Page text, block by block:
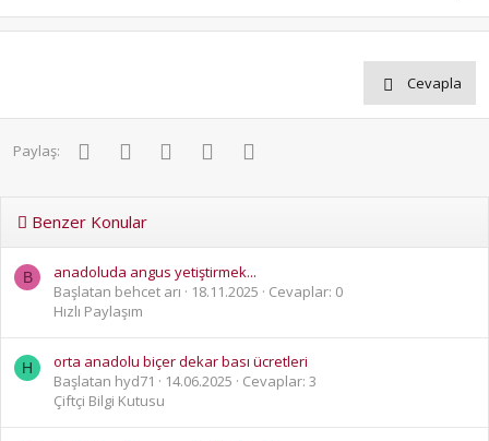
Cevapla
Paylaş: FacebookTwitter PinterestWhatsApp
Benzer Konular
B
anadoluda angus yetiştirmek...
Başlatan behcet arı
18.11.2025
Cevaplar: 0
Hızlı Paylaşım
H
orta anadolu biçer dekar bası ücretleri
Başlatan hyd71
14.06.2025
Cevaplar: 3
Çiftçi Bilgi Kutusu